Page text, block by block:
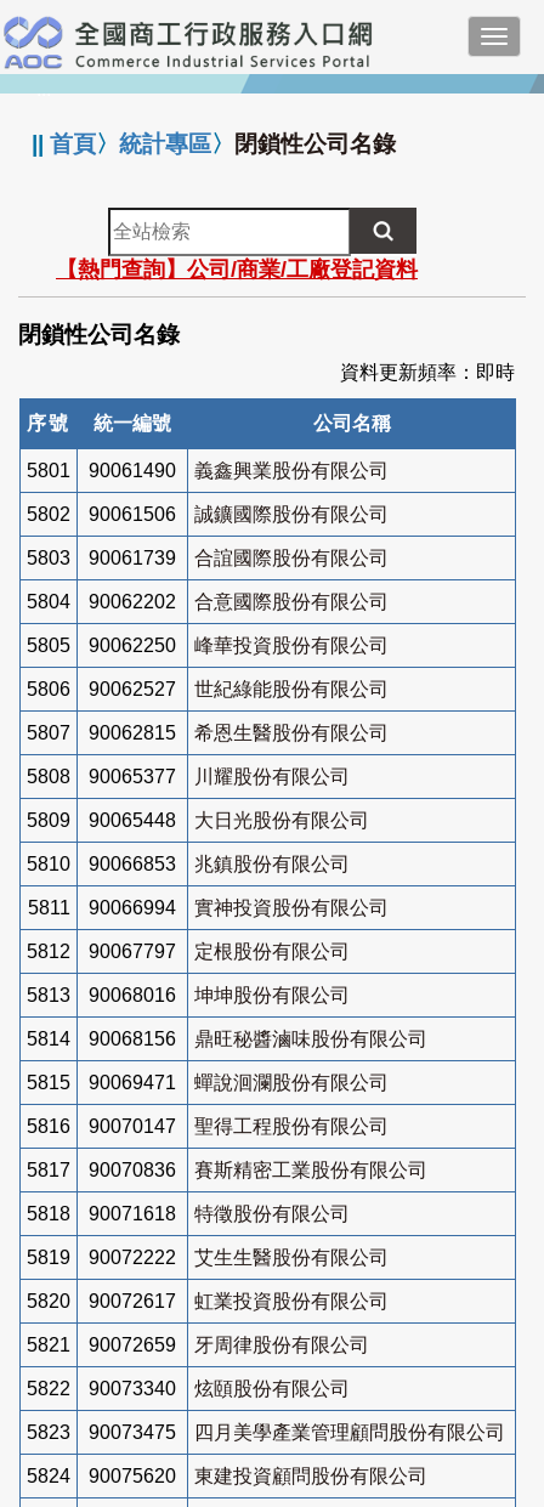
跳
到
主
要
:::
||首頁〉統計專區〉 閉鎖性公司名錄
全
站
檢
索
【熱門查詢】公司/商業/工廠登記資料
閉鎖性公司名錄
資料更新頻率：即時
序號 統一編號 公司名稱
5801 90061490 義鑫興業股份有限公司
5802 90061506 誠鑛國際股份有限公司
5803 90061739 合誼國際股份有限公司
5804 90062202 合意國際股份有限公司
5805 90062250 峰華投資股份有限公司
5806 90062527 世紀綠能股份有限公司
5807 90062815 希恩生醫股份有限公司
5808 90065377 川耀股份有限公司
5809 90065448 大日光股份有限公司
5810 90066853 兆鎮股份有限公司
5811 90066994 實神投資股份有限公司
5812 90067797 定根股份有限公司
5813 90068016 坤坤股份有限公司
5814 90068156 鼎旺秘醬滷味股份有限公司
5815 90069471 蟬說洄瀾股份有限公司
5816 90070147 聖得工程股份有限公司
5817 90070836 賽斯精密工業股份有限公司
5818 90071618 特徵股份有限公司
5819 90072222 艾生生醫股份有限公司
5820 90072617 虹業投資股份有限公司
5821 90072659 牙周律股份有限公司
5822 90073340 炫頤股份有限公司
5823 90073475 四月美學產業管理顧問股份有限公司
5824 90075620 東建投資顧問股份有限公司